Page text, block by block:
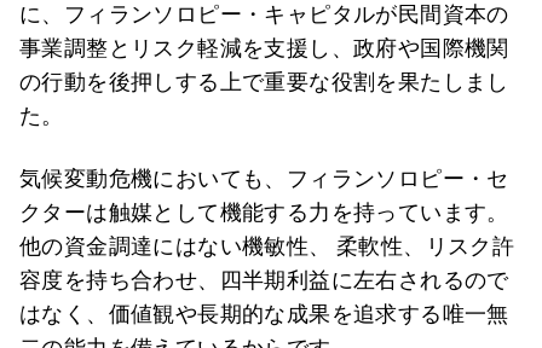
に、フィランソロピー・キャピタルが民間資本の
事業調整とリスク軽減を支援し、政府や国際機関
の行動を後押しする上で重要な役割を果たしまし
た。
気候変動危機においても、フィランソロピー・セ
クターは触媒として機能する力を持っています。
他の資金調達にはない機敏性、 柔軟性、リスク許
容度を持ち合わせ、四半期利益に左右されるので
はなく、価値観や長期的な成果を追求する唯一無